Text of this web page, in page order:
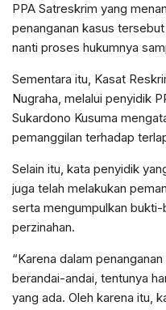
PPA Satreskrim yang
penanganan kasus
nanti proses hukumnya
Sementara itu, Kasat
Nugraha, melalui penyidik
Sukardono Kusuma
pemanggilan terhadap
Selain itu, kata penyidik
juga telah melakukan
serta mengumpulkan
perzinahan.
“Karena dalam
berandai-andai, tentunya
yang ada. Oleh karena itu,